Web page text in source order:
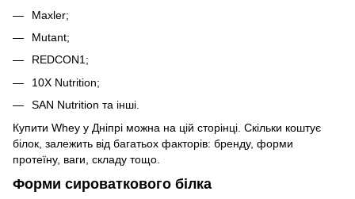
Maxler;
Mutant;
REDCON1;
10X Nutrition;
SAN Nutrition та інші.
Купити Whey у Дніпрі можна на цій сторінці. Скільки коштує
білок, залежить від багатьох факторів: бренду, форми
протеїну, ваги, складу тощо.
Форми сироваткового білка